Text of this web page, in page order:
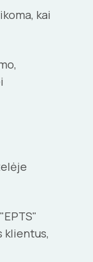
kai
klientus,